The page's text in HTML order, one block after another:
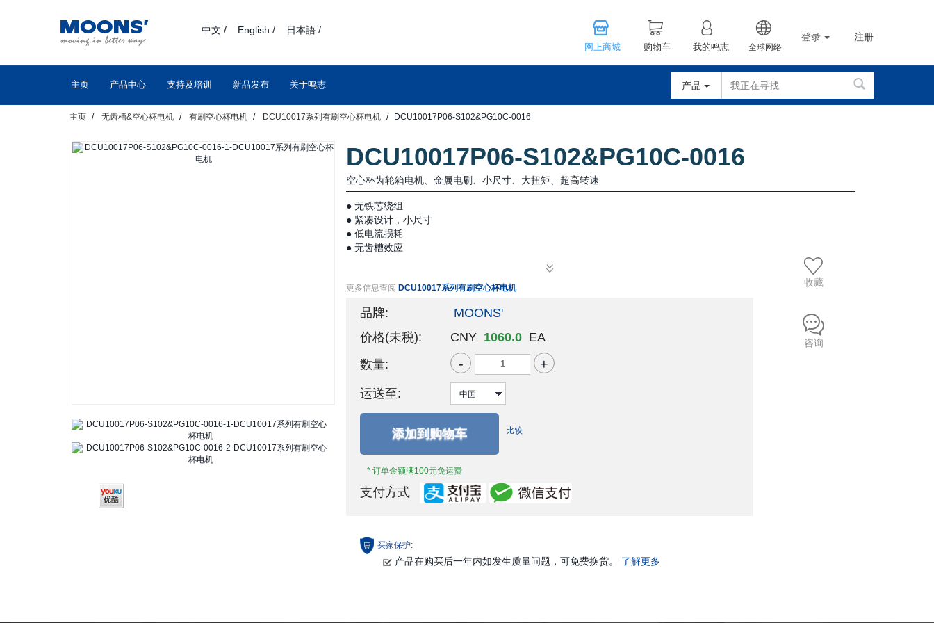
中文 / English / 日本語 /
网上商城 购物车 我的鸣志 全球网络
登录 注册
主页 产品中心 支持及培训 新品发布 关于鸣志 产品
主页 无齿槽&空心杯电机 有刷空心杯电机 DCU10017系列有刷空心杯电机 DCU10017P06-S102&PG10C-0016
DCU10017P06-S102&PG10C-0016
空心杯齿轮箱电机、金属电刷、小尺寸、大扭矩、超高转速
● 无铁芯绕组
● 紧凑设计，小尺寸
● 低电流损耗
● 无齿槽效应
更多信息查阅 DCU10017系列有刷空心杯电机
品牌:
MOONS'
价格(未税):
CNY 1060.0 EA
数量:
- +
运送至:
添加到购物车
* 订单金额满100元免运费
比较
支付方式
收藏
咨询
买家保护:
产品在购买后一年内如发生质量问题，可免费换货。 了解更多